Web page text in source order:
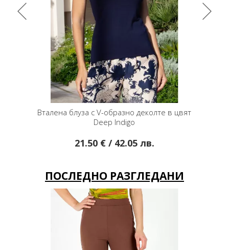
Вталена блуза с V-образно деколте в цвят
Deep Indigo
21.50 € / 42.05 лв.
ПОСЛЕДНО РАЗГЛЕДАНИ